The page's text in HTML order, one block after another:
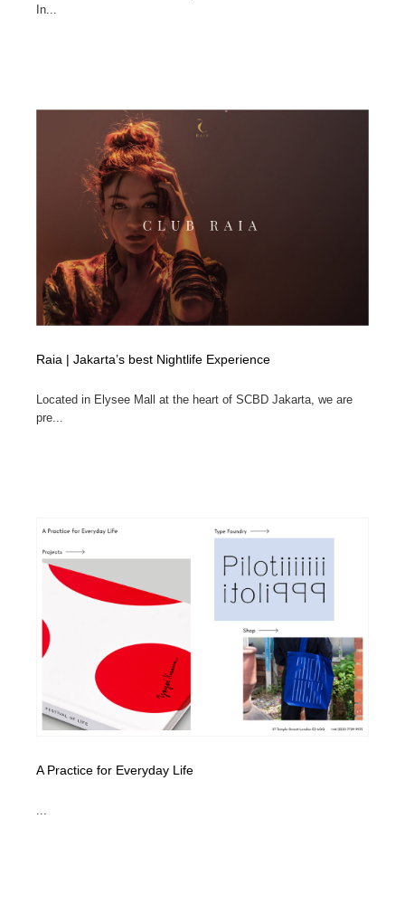
In...
Raia | Jakarta’s best Nightlife Experience
Located in Elysee Mall at the heart of SCBD Jakarta, we are
pre...
A Practice for Everyday Life
...